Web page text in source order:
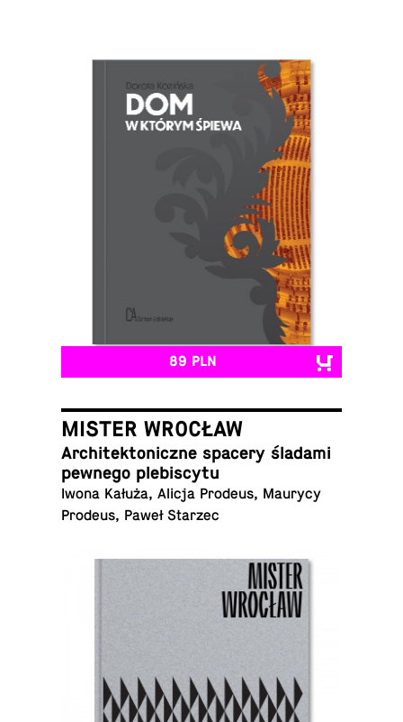
89 PLN
MISTER WROCŁAW
Ar­chi­tek­to­nicz­ne spacery śladami
pewnego plebiscytu
Iwona Kałuża, Alicja Prodeus, Maurycy
Prodeus, Paweł Starzec